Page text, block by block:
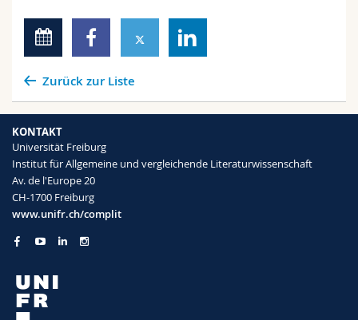
Zurück zur Liste
KONTAKT
Universität Freiburg
Institut für Allgemeine und vergleichende Literaturwissenschaft
Av. de l'Europe 20
CH-1700 Freiburg
www.unifr.ch/complit